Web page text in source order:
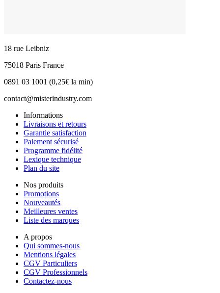
18 rue Leibniz
75018 Paris France
0891 03 1001 (0,25€ la min)
contact@misterindustry.com
Informations
Livraisons et retours
Garantie satisfaction
Paiement sécurisé
Programme fidélité
Lexique technique
Plan du site
Nos produits
Promotions
Nouveautés
Meilleures ventes
Liste des marques
A propos
Qui sommes-nous
Mentions légales
CGV Particuliers
CGV Professionnels
Contactez-nous